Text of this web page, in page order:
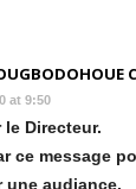
at 9:50
Directeur.
ce message
une audiance.